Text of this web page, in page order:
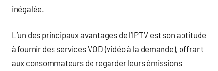
inégalée.
L’un des principaux avantages de l’IPTV est son aptitude
à fournir des services VOD (vidéo à la demande), offrant
aux consommateurs de regarder leurs émissions